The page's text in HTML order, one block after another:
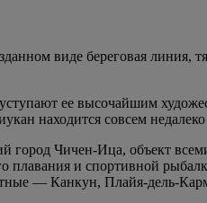
виде береговая
ее высочайшим
находится совсем
город Чичен-Ица, объект
и спортивной
— Канкун, Плайя-дель-